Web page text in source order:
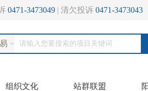
0471-3473049 清欠投诉 0471-3473043
组织文化 站群联盟